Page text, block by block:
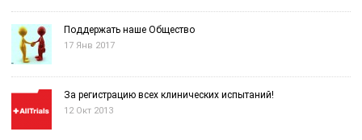
Поддержать наше Общество
17 Янв 2017
За регистрацию всех клинических испытаний!
12 Окт 2013